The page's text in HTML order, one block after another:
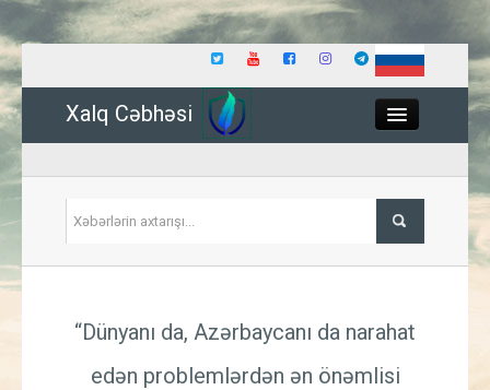
Xalq Cəbhəsi
İqtisadiyyat
“Dünyanı da, Azərbaycanı da narahat
edən problemlərdən ən önəmlisi